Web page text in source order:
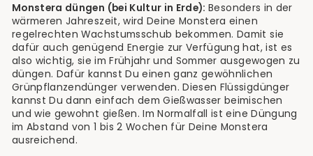
Monstera düngen (bei Kultur in Erde):Besonders in der
wärmeren Jahreszeit, wird Deine Monstera einen
regelrechten Wachstumsschub bekommen. Damit sie
dafür auch genügend Energie zur Verfügung hat, ist es
also wichtig, sie im Frühjahr und Sommer ausgewogen zu
düngen. Dafür kannst Du einen ganz gewöhnlichen
Grünpflanzendünger verwenden. Diesen Flüssigdünger
kannst Du dann einfach dem Gießwasser beimischen
und wie gewohnt gießen. Im Normalfall ist eine Düngung
im Abstand von 1 bis 2 Wochen für Deine Monstera
ausreichend.